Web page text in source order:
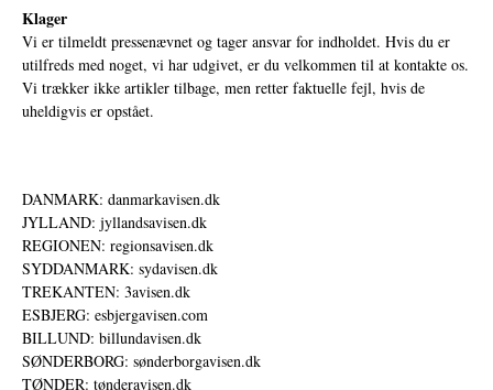
Klager
Vi er tilmeldt pressenævnet og tager ansvar for indholdet. Hvis du er
utilfreds med noget, vi har udgivet, er du velkommen til at kontakte os.
Vi trækker ikke artikler tilbage, men retter faktuelle fejl, hvis de
uheldigvis er opstået.
DANMARK: danmarkavisen.dk
JYLLAND: jyllandsavisen.dk
REGIONEN: regionsavisen.dk
SYDDANMARK: sydavisen.dk
TREKANTEN: 3avisen.dk
ESBJERG: esbjergavisen.com
BILLUND: billundavisen.dk
SØNDERBORG: sønderborgavisen.dk
TØNDER: tønderavisen.dk